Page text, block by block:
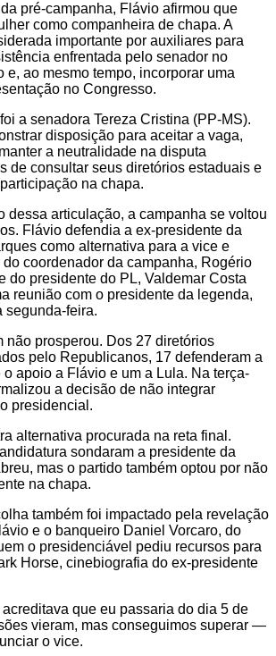
pré-campanha, Flávio afirmou que
como companheira de chapa. A
importante por auxiliares para
enfrentada pelo senador no
e, ao mesmo tempo, incorporar uma
no Congresso.
a senadora Tereza Cristina (PP-MS).
disposição para aceitar a vaga,
a neutralidade na disputa
de consultar seus diretórios estaduais e
na chapa.
dessa articulação, a campanha se voltou
Flávio defendia a ex-presidente da
como alternativa para a vice e
coordenador da campanha, Rogério
do presidente do PL, Valdemar Costa
reunião com o presidente da legenda,
segunda-feira.
não prosperou. Dos 27 diretórios
pelo Republicanos, 17 defenderam a
apoio a Flávio e um a Lula. Na terça-
a decisão de não integrar
presidencial.
alternativa procurada na reta final.
sondaram a presidente da
mas o partido também optou por não
na chapa.
também foi impactado pela revelação
e o banqueiro Daniel Vorcaro, do
o presidenciável pediu recursos para
Horse, cinebiografia do ex-presidente
que eu passaria do dia 5 de
vieram, mas conseguimos superar —
o vice.